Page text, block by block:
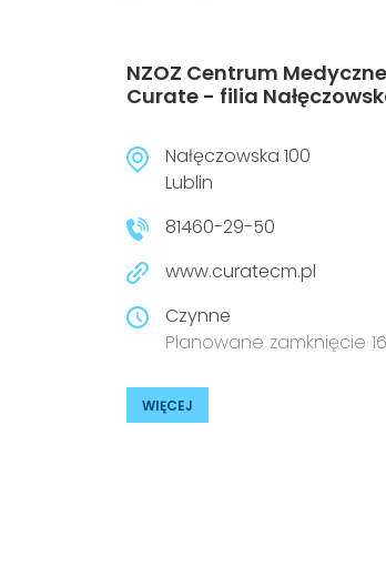
NZOZ Centrum Medyczne
Curate - filia
Nałęczowska 100
Lublin
81460-29-50
www.curatecm.pl
Czynne
Planowane zamknięcie
WIĘCEJ